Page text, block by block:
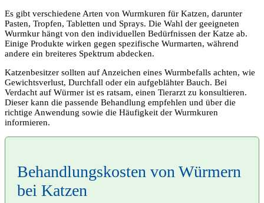
Es gibt verschiedene Arten von Wurmkuren für Katzen, darunter
Pasten, Tropfen, Tabletten und Sprays. Die Wahl der geeigneten
Wurmkur hängt von den individuellen Bedürfnissen der Katze ab.
Einige Produkte wirken gegen spezifische Wurmarten, während
andere ein breiteres Spektrum abdecken.
Katzenbesitzer sollten auf Anzeichen eines Wurmbefalls achten, wie
Gewichtsverlust, Durchfall oder ein aufgeblähter Bauch. Bei
Verdacht auf Würmer ist es ratsam, einen Tierarzt zu konsultieren.
Dieser kann die passende Behandlung empfehlen und über die
richtige Anwendung sowie die Häufigkeit der Wurmkuren
informieren.
Behandlungskosten von Würmern
bei Katzen